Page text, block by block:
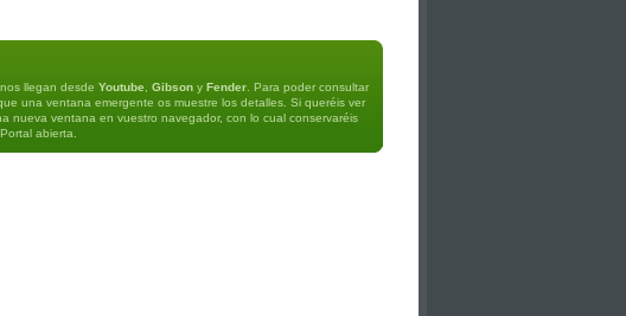
llegan desde Youtube Gibsony Fender. Para poder consultar
una ventana emergente os muestre los detalles. Si queréis ver
nueva ventana en vuestro navegador, con lo cual conservaréis
abierta.